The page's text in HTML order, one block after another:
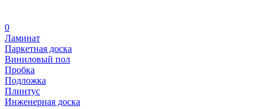
0
Ламинат
Паркетная доска
Виниловый пол
Пробка
Подложка
Плинтус
Инженерная доска